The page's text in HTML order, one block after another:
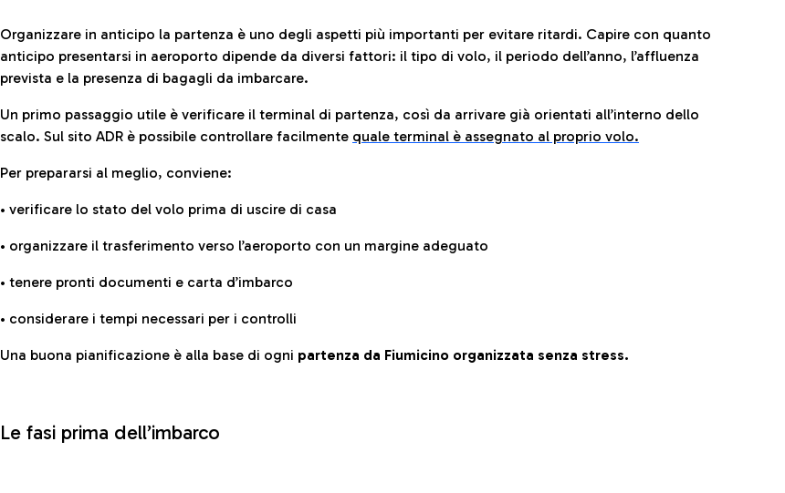
Organizzare in anticipo la partenza è uno degli aspetti più importanti per evitare ritardi. Capire con quanto
anticipo presentarsi in aeroporto dipende da diversi fattori: il tipo di volo, il periodo dell’anno, l’affluenza
prevista e la presenza di bagagli da imbarcare.
Un primo passaggio utile è verificare il terminal di partenza, così da arrivare già orientati all’interno dello
scalo. Sul sito ADR è possibile controllare facilmente quale terminal è assegnato al proprio volo.
Per prepararsi al meglio, conviene:
• verificare lo stato del volo prima di uscire di casa
• organizzare il trasferimento verso l’aeroporto con un margine adeguato
• tenere pronti documenti e carta d’imbarco
• considerare i tempi necessari per i controlli
Una buona pianificazione è alla base di ogni partenza da Fiumicino organizzata senza stress.
Le fasi prima dell’imbarco